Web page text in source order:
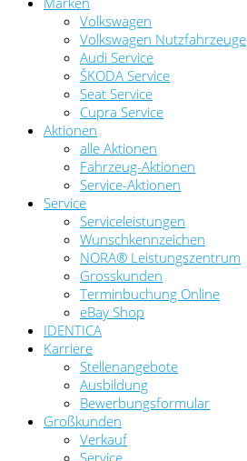
Volkswagen
Volkswagen Nutzfahrzeuge
Audi Service
ŠKODA Service
Seat Service
Cupra Service
Aktionen
alle Aktionen
Fahrzeug-Aktionen
Service-Aktionen
Service
Serviceleistungen
Wunschkennzeichen
NORA® Leistungszentrum
Grosskunden
Terminbuchung Online
eBay Shop
IDENTICA
Karriere
Stellenangebote
Ausbildung
Bewerbungsformular
Großkunden
Verkauf
Service